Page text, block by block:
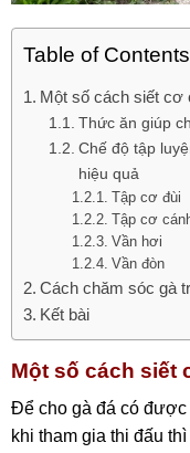
Table of Contents
Một số cách siết cơ
Thức ăn giúp
Chế độ tập
hiệu quả
Tập cơ đùi
Tập cơ
Vần hơi
Vần đòn
Cách chăm sóc gà
Kết bài
Một số cách siết
Để cho gà đá có
khi tham gia thi đấu